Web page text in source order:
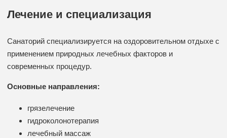
Лечение и специализация
Санаторий специализируется на оздоровительном отдыхе с
применением природных лечебных факторов и
современных процедур.
Основные направления:
грязелечение
гидроколонотерапия
лечебный массаж